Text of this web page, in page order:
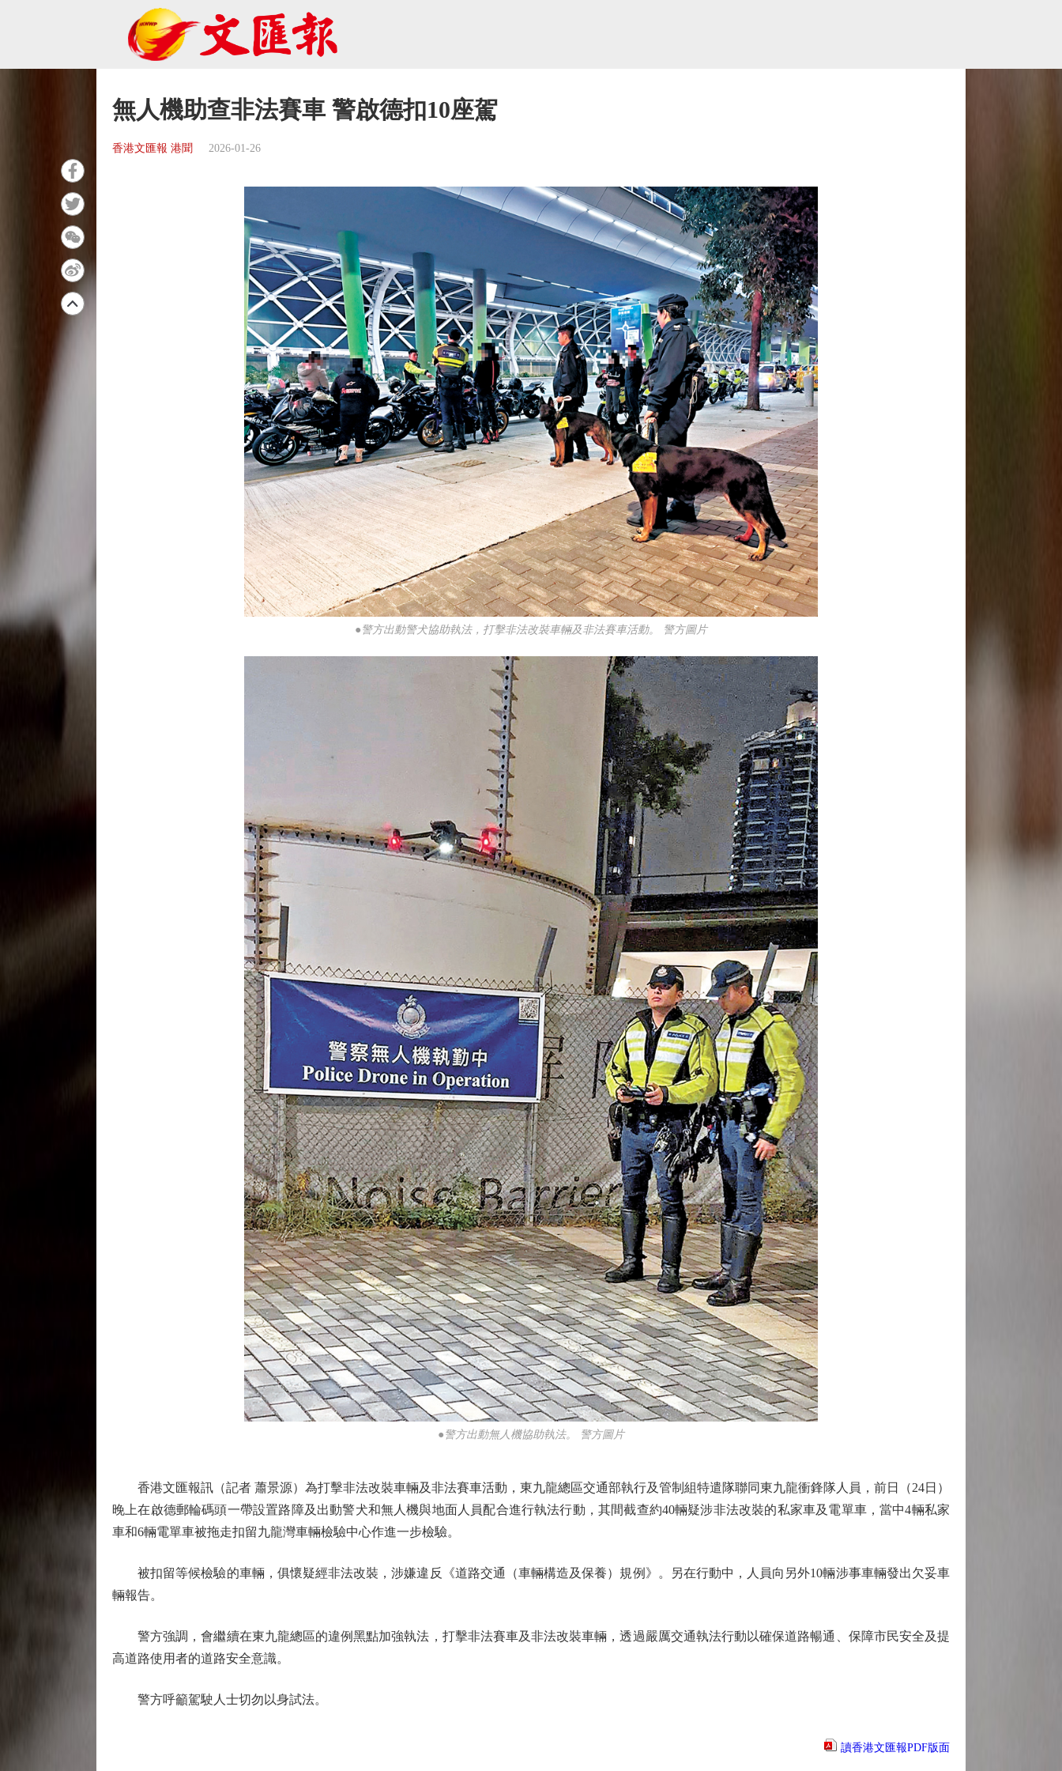
無人機助查非法賽車 警啟德扣10座駕
香港文匯報 港聞 2026-01-26
●警方出動警犬協助執法，打擊非法改裝車輛及非法賽車活動。 警方圖片
●警方出動無人機協助執法。 警方圖片
香港文匯報訊（記者 蕭景源）為打擊非法改裝車輛及非法賽車活動，東九龍總區交通部執行及管制組特遣隊聯同東九龍衝鋒隊人員，前日（24日）
晚上在啟德郵輪碼頭一帶設置路障及出動警犬和無人機與地面人員配合進行執法行動，其間截查約40輛疑涉非法改裝的私家車及電單車，當中4輛私家
車和6輛電單車被拖走扣留九龍灣車輛檢驗中心作進一步檢驗。
被扣留等候檢驗的車輛，俱懷疑經非法改裝，涉嫌違反《道路交通（車輛構造及保養）規例》。另在行動中，人員向另外10輛涉事車輛發出欠妥車
輛報告。
警方強調，會繼續在東九龍總區的違例黑點加強執法，打擊非法賽車及非法改裝車輛，透過嚴厲交通執法行動以確保道路暢通、保障市民安全及提
高道路使用者的道路安全意識。
警方呼籲駕駛人士切勿以身試法。
讀香港文匯報PDF版面